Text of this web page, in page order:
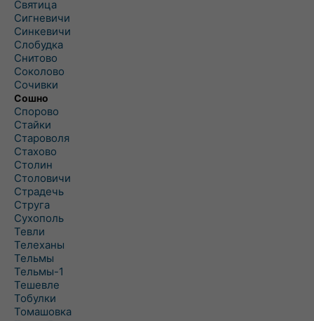
Святица
Сигневичи
Синкевичи
Слобудка
Снитово
Соколово
Сочивки
Сошно
Спорово
Стайки
Староволя
Стахово
Столин
Столовичи
Страдечь
Струга
Сухополь
Тевли
Телеханы
Тельмы
Тельмы-1
Тешевле
Тобулки
Томашовка